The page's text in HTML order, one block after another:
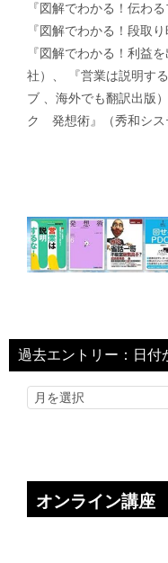
『図解でわかる！伝わ
『図解でわかる！段取
『図解でわかる！利益
社）、 『営業は説明す
ブ 、海外でも翻訳出版
ク 発想術』（秀和シス
過去エントリー：日付
オンライン講座